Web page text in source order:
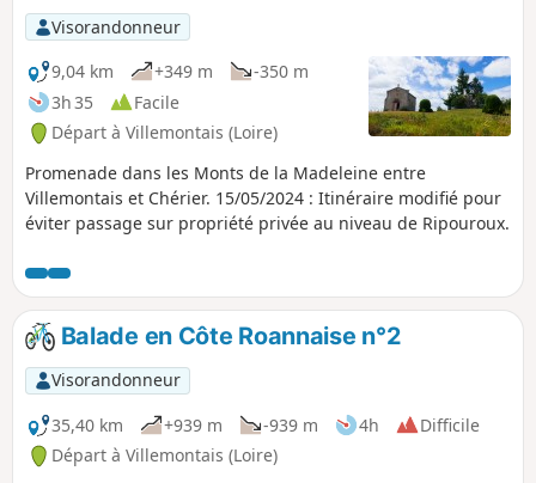
Visorandonneur
9,04 km
+349 m
-350 m
3h 35
Facile
Départ à Villemontais (Loire)
Promenade dans les Monts de la Madeleine entre
Villemontais et Chérier. 15/05/2024 : Itinéraire modifié pour
éviter passage sur propriété privée au niveau de Ripouroux.
Balade en Côte Roannaise n°2
Visorandonneur
35,40 km
+939 m -939 m 4h
Difficile
Départ à Villemontais (Loire)